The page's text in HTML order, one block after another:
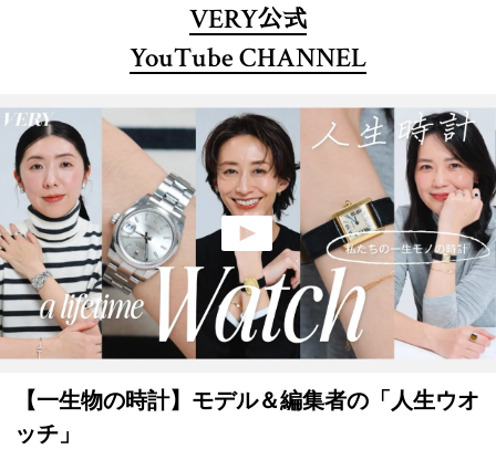
VERY公式
YouTube CHANNEL
【一生物の時計】モデル＆編集者の「人生ウオ
ッチ」